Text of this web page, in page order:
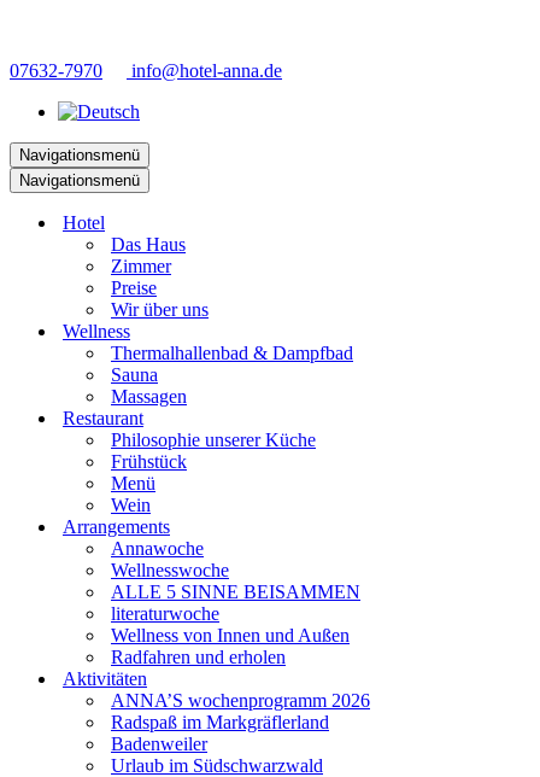
07632-7970 info@hotel-anna.de
Navigationsmenü
Navigationsmenü
Hotel
Das Haus
Zimmer
Preise
Wir über uns
Wellness
Thermalhallenbad & Dampfbad
Sauna
Massagen
Restaurant
Philosophie unserer Küche
Frühstück
Menü
Wein
Arrangements
Annawoche
Wellnesswoche
ALLE 5 SINNE BEISAMMEN
literaturwoche
Wellness von Innen und Außen
Radfahren und erholen
Aktivitäten
ANNA’S wochenprogramm 2026
Radspaß im Markgräflerland
Badenweiler
Urlaub im Südschwarzwald